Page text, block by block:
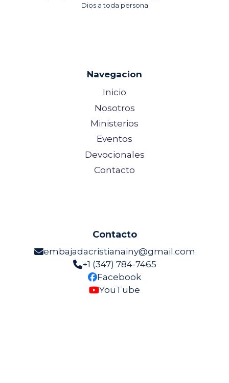
Dios a toda persona
Navegacion
Inicio
Nosotros
Ministerios
Eventos
Devocionales
Contacto
Contacto
embajadacristianainy@gmail.com
+1 (347) 784-7465
Facebook
YouTube